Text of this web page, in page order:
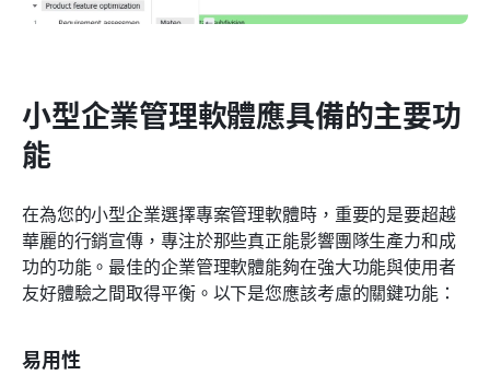
小型企業管理軟體應具備的主要功
能
在為您的小型企業選擇專案管理軟體時，重要的是要超越
華麗的行銷宣傳，專注於那些真正能影響團隊生產力和成
功的功能。最佳的企業管理軟體能夠在強大功能與使用者
友好體驗之間取得平衡。以下是您應該考慮的關鍵功能：
易用性